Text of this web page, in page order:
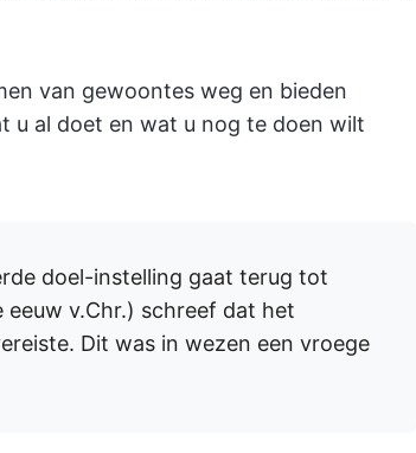
van gewoontes weg en bieden
u al doet en wat u nog te doen wilt
doel-instelling gaat terug tot
eeuw v.Chr.) schreef dat het
Dit was in wezen een vroege